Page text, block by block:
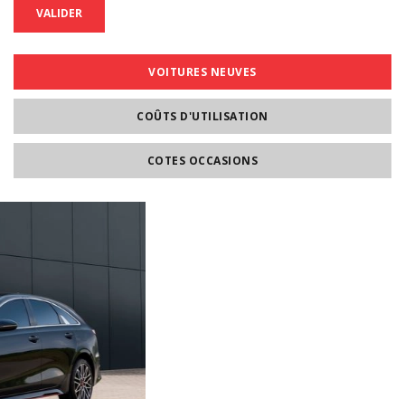
VALIDER
VOITURES NEUVES
COÛTS D'UTILISATION
COTES OCCASIONS